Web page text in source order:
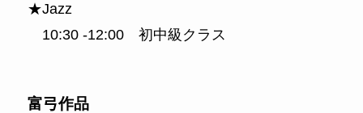
★Jazz
10:30 -12:00 初中級クラス
富弓作品